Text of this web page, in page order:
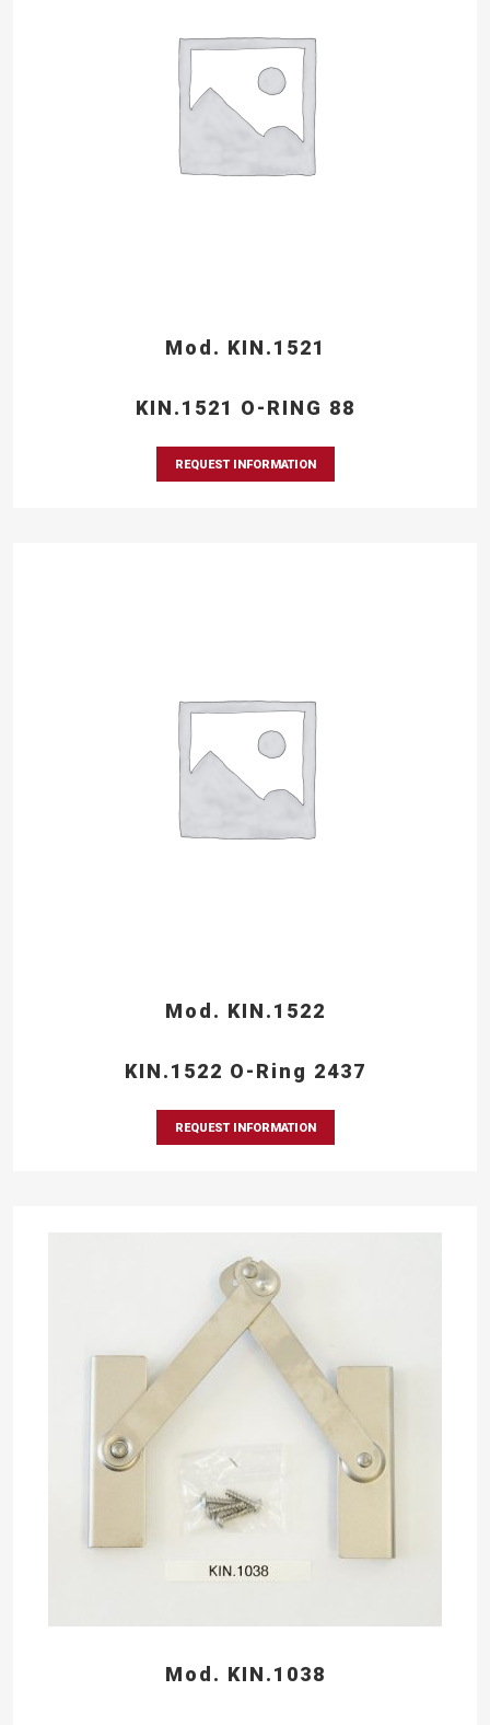
Mod. KIN.1521
KIN.1521 O-RING 88
REQUEST INFORMATION
Mod. KIN.1522
KIN.1522 O-Ring 2437
REQUEST INFORMATION
Mod. KIN.1038